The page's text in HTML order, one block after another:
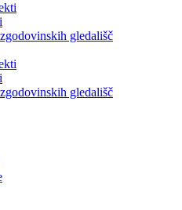
gledališč
gledališč